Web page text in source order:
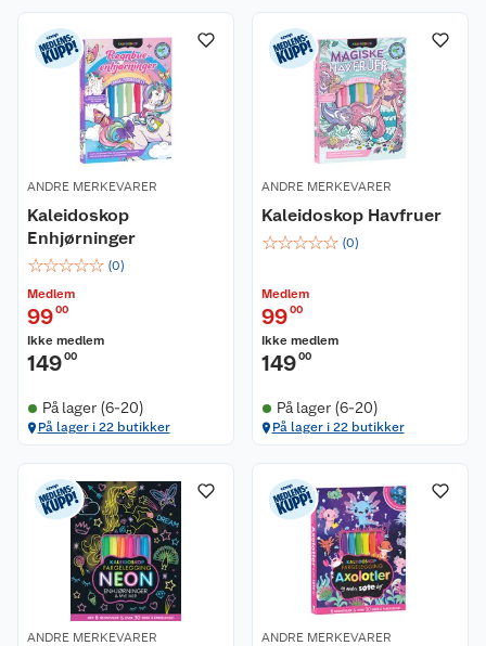
ANDRE MERKEVARER
Kaleidoskop
Enhjørninger
☆☆☆☆☆ (0)
Medlem
9900
Ikke medlem
14900
På lager (6-20)
På lager i 22 butikker
ANDRE MERKEVARER
Kaleidoskop Havfruer
☆☆☆☆☆ (0)
Medlem
9900
Ikke medlem
14900
På lager (6-20)
På lager i 22 butikker
ANDRE MERKEVARER ANDRE MERKEVARER